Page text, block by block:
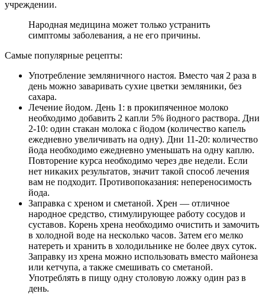
учреждении.
Народная медицина может только устранить
симптомы заболевания, а не его причины.
Самые популярные рецепты:
Употребление земляничного настоя. Вместо чая 2 раза в
день можно заваривать сухие цветки земляники, без
сахара.
Лечение йодом. День 1: в прокипяченное молоко
необходимо добавить 2 капли 5% йодного раствора. Дни
2-10: один стакан молока с йодом (количество капель
ежедневно увеличивать на одну). Дни 11-20: количество
йода необходимо ежедневно уменьшать на одну каплю.
Повторение курса необходимо через две недели. Если
нет никаких результатов, значит такой способ лечения
вам не подходит. Противопоказания: непереносимость
йода.
Заправка с хреном и сметаной. Хрен — отличное
народное средство, стимулирующее работу сосудов и
суставов. Корень хрена необходимо очистить и замочить
в холодной воде на несколько часов. Затем его мелко
натереть и хранить в холодильнике не более двух суток.
Заправку из хрена можно использовать вместо майонеза
или кетчупа, а также смешивать со сметаной.
Употреблять в пищу одну столовую ложку один раз в
день.